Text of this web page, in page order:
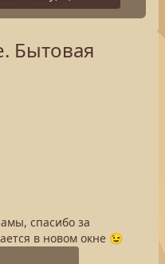
Бытовая
спасибо за
в новом окне 😉